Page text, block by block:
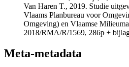
Van Haren T., 2019. Studie
Vlaams Planbureau voor
Omgeving) en Vlaamse
2018/RMA/R/1569, 286p +
Meta-metadata